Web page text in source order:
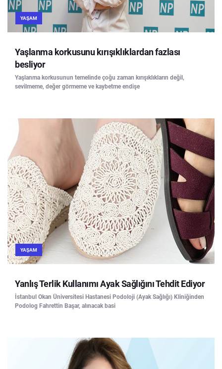
YAŞAM
Yaşlanma korkusunu kırışıklıklardan fazlası
besliyor
Yaşlanma korkusunun temelinde çoğu zaman kırışıklıkların değil,
sevilmeme, değer görmeme ve kaybetme endişe
YAŞAM
Yanlış Terlik Kullanımı Ayak Sağlığını Tehdit Ediyor
İstanbul Okan Üniversitesi Hastanesi Podoloji (Ayak Sağlığı) Kliniğinden
Podolog Fahrettin Başar, alınacak basi